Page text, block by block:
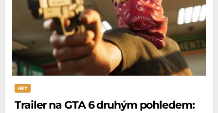
HRY
Trailer na GTA 6 druhým pohledem: